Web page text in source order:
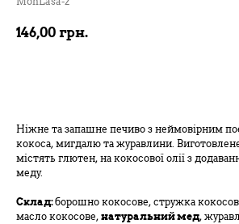
146,00 грн.
Ніжне та запашне печиво з неймовірним
кокоса, мигдалю та журавлини.
містять глютен, на кокосової олії з
меду.
Склад:борошно кокосове, стружка
масло кокосове, натуральний мед,